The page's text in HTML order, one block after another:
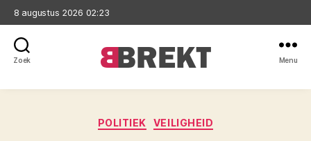
8 augustus 2026 02:23
Zoek Menu
Categorieën
POLITIEK VEILIGHEID